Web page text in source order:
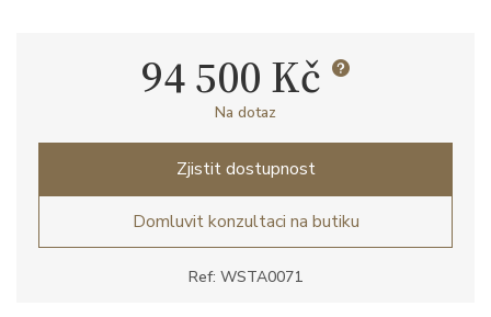
Ref: WSTA0071
94 500 Kč
Na dotaz
Zjistit dostupnost
Domluvit konzultaci na butiku